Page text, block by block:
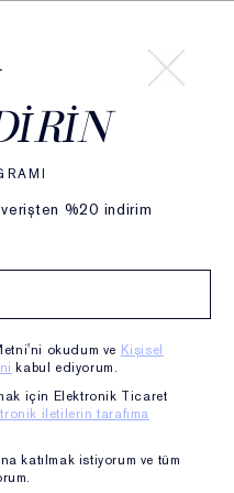
Sürdürülebilirlik
%20 indirim
okudum ve Kişisel
kabul ediyorum.
için Elektronik Ticaret
iletilerin tarafıma
katılmak istiyorum ve tüm